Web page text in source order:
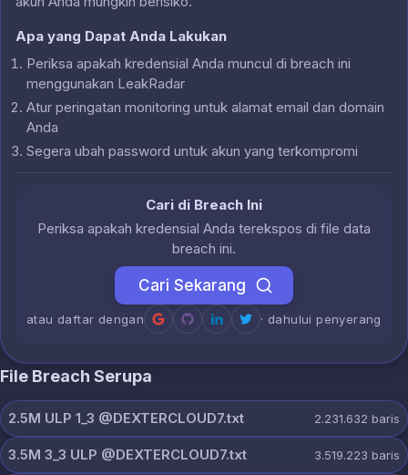
Apa yang Dapat Anda Lakukan
Periksa apakah kredensial Anda muncul di breach ini
menggunakan LeakRadar
Atur peringatan monitoring untuk alamat email dan domain
Anda
Segera ubah password untuk akun yang terkompromi
Cari di Breach Ini
Periksa apakah kredensial Anda terekspos di file data
breach ini.
Cari Sekarang
atau daftar dengan · dahului penyerang
File Breach Serupa
2.5M ULP 1_3 @DEXTERCLOUD7.txt 2.231.632 baris
3.5M 3_3 ULP @DEXTERCLOUD7.txt 3.519.223 baris